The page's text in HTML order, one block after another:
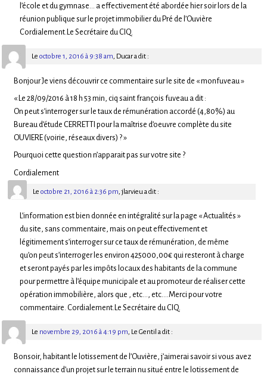
l’école et du gymnase… a effectivement été abordée hier soir lors de la
réunion publique sur le projet immobilier du Pré de l’Ouvière
Cordialement.Le Secrétaire du CIQ.
Le octobre 1, 2016 à 9:38 am, Ducara dit :
Bonjour Je viens découvrir ce commentaire sur le site de « monfuveau »
« Le 28/09/2016 à 18 h 53 min, ciq saint françois fuveau a dit :
On peut s’interroger sur le taux de rémunération accordé (4,80%) au
Bureau d’étude CERRETTI pour la maîtrise d’oeuvre complète du site
OUVIERE (voirie, réseaux divers) ? »
Pourquoi cette question n’apparait pas sur votre site ?
Cordialement
Le octobre 21, 2016 à 2:36 pm,jlarvieua dit :
L’information est bien donnée en intégralité sur la page « Actualités »
du site, sans commentaire, mais on peut effectivement et
légitimement s’interroger sur ce taux de rémunération, de même
qu’on peut s’interroger les environ 425000,00€ qui resteront à charge
et seront payés par les impôts locaux des habitants de la commune
pour permettre à l’équipe municipale et au promoteur de réaliser cette
opération immobilière, alors que , etc…, etc….Merci pour votre
commentaire. Cordialement.Le Secrétaire du CIQ.
Le novembre 29, 2016 à 4:19 pm, Le Gentil a dit :
Bonsoir, habitant le lotissement de l’Ouvière, j’aimerai savoir si vous avez
connaissance d’un projet sur le terrain nu situé entre le lotissement de